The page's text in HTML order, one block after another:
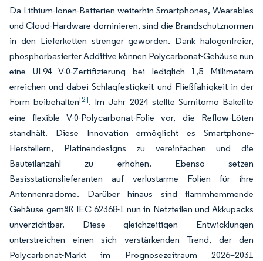
Da Lithium-Ionen-Batterien weiterhin Smartphones, Wearables
und Cloud-Hardware dominieren, sind die Brandschutznormen
in den Lieferketten strenger geworden. Dank halogenfreier,
phosphorbasierter Additive können Polycarbonat-Gehäuse nun
eine UL94 V-0-Zertifizierung bei lediglich 1,5 Millimetern
erreichen und dabei Schlagfestigkeit und Fließfähigkeit in der
Form beibehalten[2]. Im Jahr 2024 stellte Sumitomo Bakelite
eine flexible V-0-Polycarbonat-Folie vor, die Reflow-Löten
standhält. Diese Innovation ermöglicht es Smartphone-
Herstellern, Platinendesigns zu vereinfachen und die
Bauteilanzahl zu erhöhen. Ebenso setzen
Basisstationslieferanten auf verlustarme Folien für ihre
Antennenradome. Darüber hinaus sind flammhemmende
Gehäuse gemäß IEC 62368-1 nun in Netzteilen und Akkupacks
unverzichtbar. Diese gleichzeitigen Entwicklungen
unterstreichen einen sich verstärkenden Trend, der den
Polycarbonat-Markt im Prognosezeitraum 2026–2031